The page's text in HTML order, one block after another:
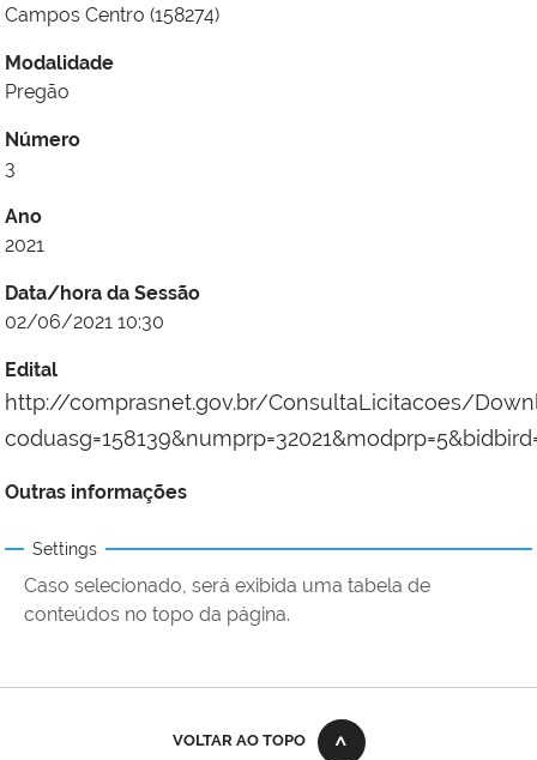
Campos Centro (158274)
Modalidade
Pregão
Número
3
Ano
2021
Data/hora da Sessão
02/06/2021 10:30
Edital
http://comprasnet.gov.br/ConsultaLicitacoes/
Outras informações
Settings
Caso selecionado, será exibida uma tabela de
conteúdos no topo da página.
VOLTAR AO TOPO